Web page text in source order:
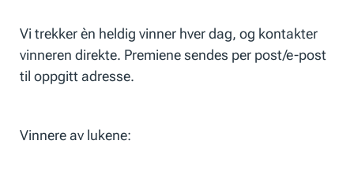
Vi trekker èn heldig vinner hver dag, og kontakter
vinneren direkte. Premiene sendes per post/e-post
til oppgitt adresse.
Vinnere av lukene: